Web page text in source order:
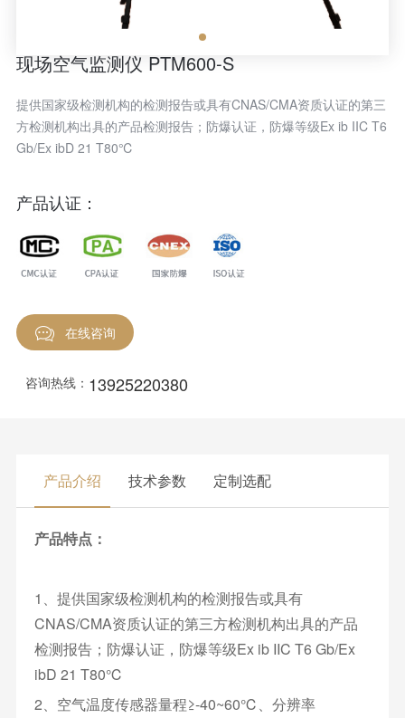
现场空气监测仪 PTM600-S
​提供国家级检测机构的检测报告或具有CNAS/CMA资质认证的第三
方检测机构出具的产品检测报告；防爆认证，防爆等级Ex ib IIC T6
Gb/Ex ibD 21 T80℃
产品认证：
在线咨询
咨询热线： 13925220380
产品介绍 技术参数 定制选配
产品特点：
1、提供国家级检测机构的检测报告或具有
CNAS/CMA资质认证的第三方检测机构出具的产品
检测报告；防爆认证，防爆等级Ex ib IIC T6 Gb/Ex
ibD 21 T80℃
2、空气温度传感器量程≥-40~60℃、分辨率